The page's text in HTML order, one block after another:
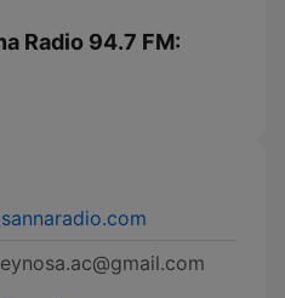
Radio 94.7 FM: